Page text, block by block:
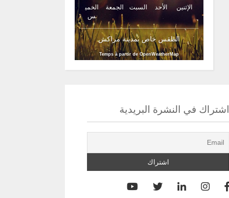
الخمي
س
الجمعة السبت الأحد الإثنين
الطقس خاص بمدينة مراكش
Temps à partir de OpenWeatherMap
اشتراك في النشرة البريدية